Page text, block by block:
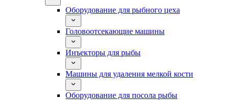
Оборудование для рыбного цеха
Головоотсекающие машины
Инъекторы для рыбы
Машины для удаления мелкой кости
Оборудование для посола рыбы